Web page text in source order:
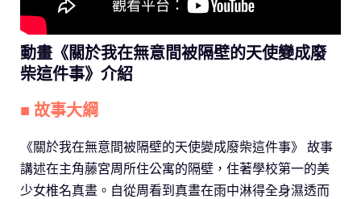
動畫《關於我在無意間被隔壁的天使變成廢
柴這件事》介紹
■ 故事大綱
《關於我在無意間被隔壁的天使變成廢柴這件事》 故事
講述在主角藤宮周所住公寓的隔壁，住著學校第一的美
少女椎名真晝。自從周看到真晝在雨中淋得全身濕透而